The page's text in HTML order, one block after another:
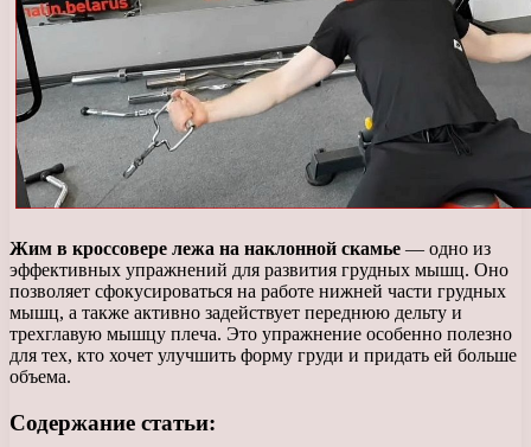
Жим в кроссовере лежа на наклонной скамье — одно из
эффективных упражнений для развития грудных мышц. Оно
позволяет сфокусироваться на работе нижней части грудных
мышц, а также активно задействует переднюю дельту и
трехглавую мышцу плеча. Это упражнение особенно полезно
для тех, кто хочет улучшить форму груди и придать ей больше
объема.
Содержание статьи: